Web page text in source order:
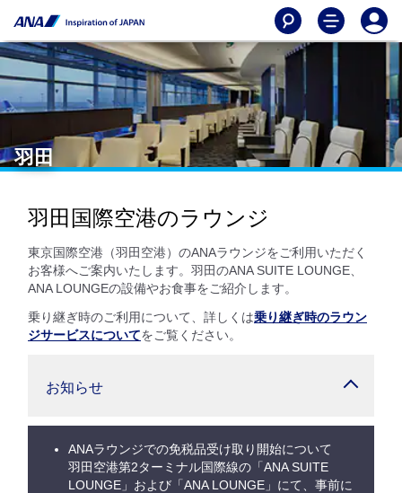
羽田
羽田国際空港のラウンジ
東京国際空港（羽田空港）のANAラウンジをご利用いただく
お客様へご案内いたします。羽田のANA SUITE LOUNGE、
ANA LOUNGEの設備やお食事をご紹介します。
乗り継ぎ時のご利用について、詳しくは乗り継ぎ時のラウン
ジサービスについてをご覧ください。
お知らせ
ANAラウンジでの免税品受け取り開始について
羽田空港第2ターミナル国際線の「ANA SUITE
LOUNGE」および「ANA LOUNGE」にて、事前に